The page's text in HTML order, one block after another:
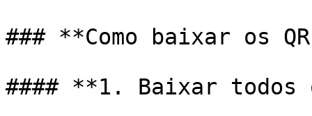
### **Como baixar os
#### **1. Baixar todos